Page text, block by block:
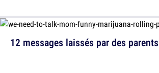
12 messages laissés par des